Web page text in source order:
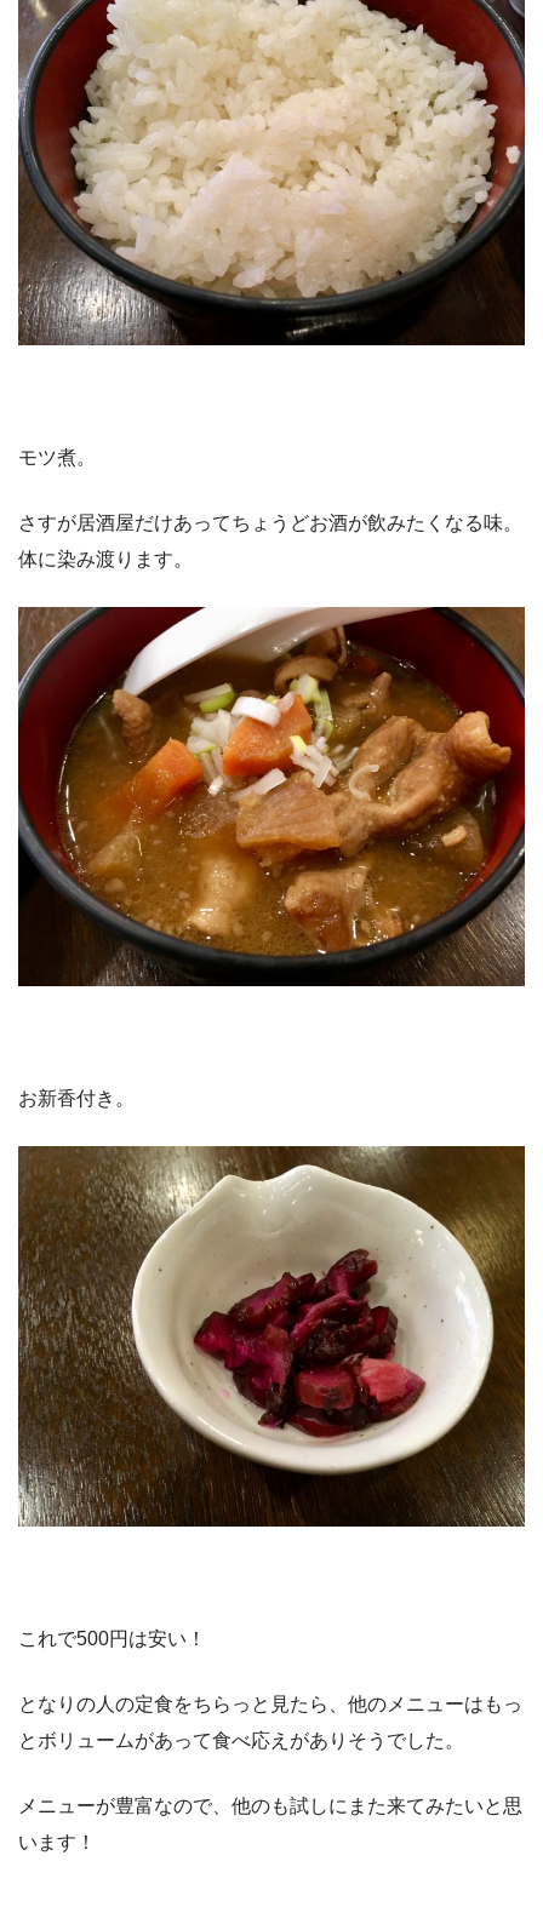
モツ煮。
さすが居酒屋だけあってちょうどお酒が飲みたくなる味。
体に染み渡ります。
お新香付き。
これで500円は安い！
となりの人の定食をちらっと見たら、他のメニューはもっ
とボリュームがあって食べ応えがありそうでした。
メニューが豊富なので、他のも試しにまた来てみたいと思
います！